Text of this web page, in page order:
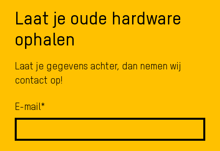
Laat je oude hardware
ophalen
Laat je gegevens achter, dan nemen wij
contact op!
E-mail*